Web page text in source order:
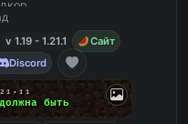
v 1.19 - 1.21.1
Сайт
Discord
быть